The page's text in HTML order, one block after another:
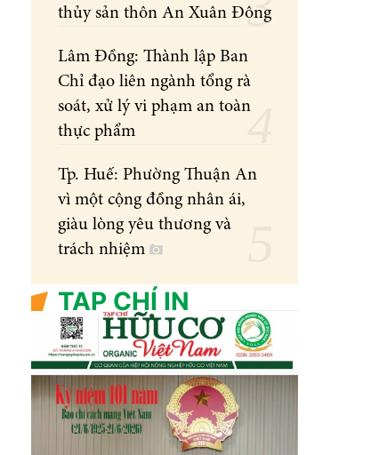
thủy sản thôn An Xuân Đông
Lâm Đồng: Thành lập Ban
Chỉ đạo liên ngành tổng rà
soát, xử lý vi phạm an toàn
thực phẩm
Tp. Huế: Phường Thuận An
vì một cộng đồng nhân ái,
giàu lòng yêu thương và
trách nhiệm
TẠP CHÍ IN